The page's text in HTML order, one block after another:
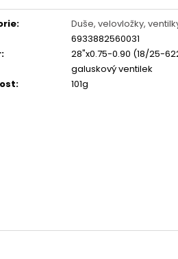
:
Duše, velovložky,
6933882560031
:
28"x0.75-0.90 (18/25-
galuskový ventilek
: 101g
ESKA SKLÁDAČKA - REDESIGN
BIKE BY WAKARY
19 400 Kč